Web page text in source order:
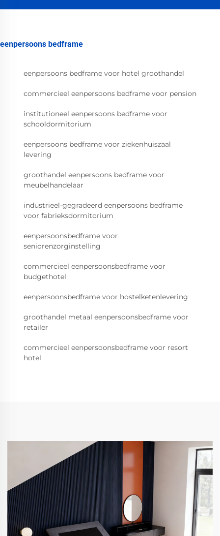
eenpersoons bedframe
eenpersoons bedframe voor hotel groothandel
commercieel eenpersoons bedframe voor pension
institutioneel eenpersoons bedframe voor
schooldormitorium
eenpersoons bedframe voor ziekenhuiszaal
levering
groothandel eenpersoons bedframe voor
meubelhandelaar
industrieel-gegradeerd eenpersoons bedframe
voor fabrieksdormitorium
eenpersoonsbedframe voor
seniorenzorginstelling
commercieel eenpersoonsbedframe voor
budgethotel
eenpersoonsbedframe voor hostelketenlevering
groothandel metaal eenpersoonsbedframe voor
retailer
commercieel eenpersoonsbedframe voor resort
hotel